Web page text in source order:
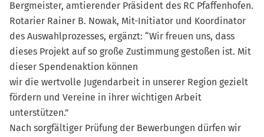
Bergmeister, amtierender Präsident des RC Pfaffenhofen.
Rotarier Rainer B. Nowak, Mit-Initiator und Koordinator
des Auswahlprozesses, ergänzt: “Wir freuen uns, dass
dieses Projekt auf so große Zustimmung gestoßen ist. Mit
dieser Spendenaktion können
wir die wertvolle Jugendarbeit in unserer Region gezielt
fördern und Vereine in ihrer wichtigen Arbeit
unterstützen.”
Nach sorgfältiger Prüfung der Bewerbungen dürfen wir